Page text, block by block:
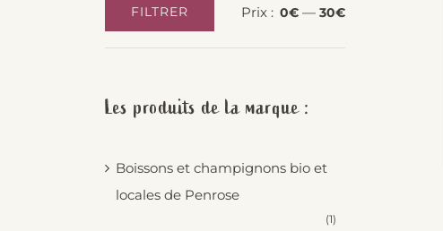
min
max
FILTRER Prix : 0€— 30€
Les produits de la marque :
Boissons et champignons bio et
locales de Penrose
(1)